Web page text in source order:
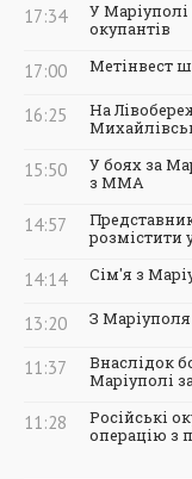
17:34
У
окупантів
17:00 Метінвест
16:25
На
15:50
У боях за
з ММА
14:57
розмістити
14:14 Сім'я з
13:20 З
11:37
Внаслідок
Маріуполі
11:28
Російські
операцію з